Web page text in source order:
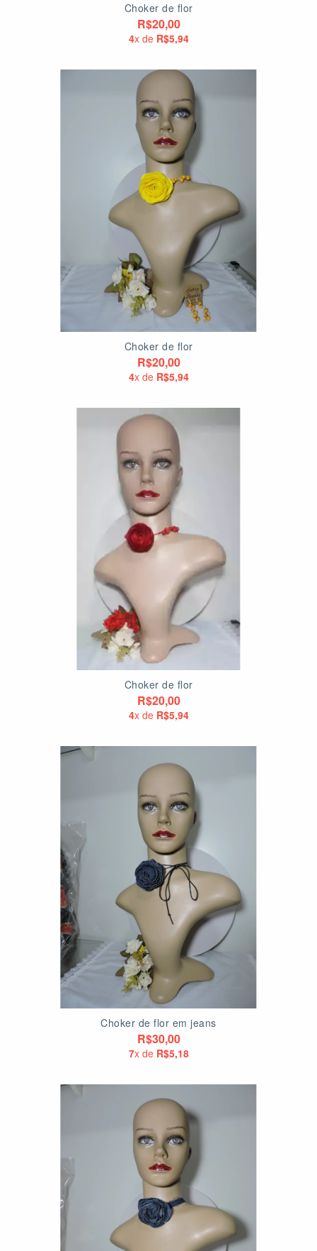
Choker de flor
R$20,00
4x de R$5,94
Choker de flor
R$20,00
4x de R$5,94
Choker de flor
R$20,00
4x de R$5,94
Choker de flor em jeans
R$30,00
7x de R$5,18